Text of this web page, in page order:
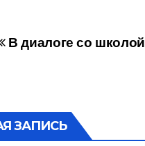
В диалоге со школой
ЗАПИСЬ